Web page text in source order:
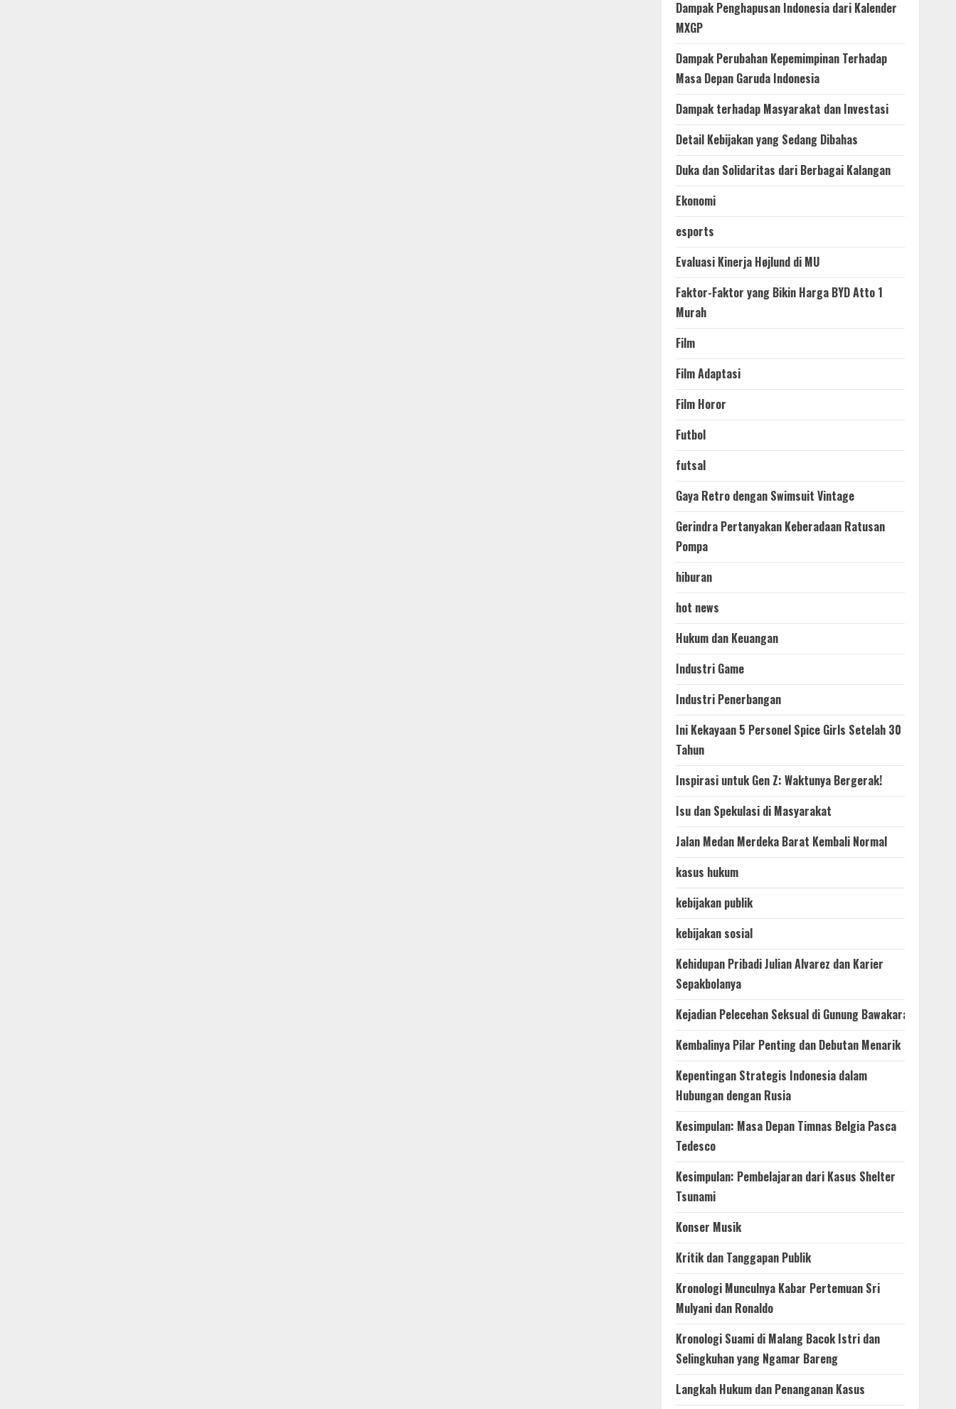
Dampak Penghapusan Indonesia dari Kalender
MXGP
Dampak Perubahan Kepemimpinan Terhadap
Masa Depan Garuda Indonesia
Dampak terhadap Masyarakat dan Investasi
Detail Kebijakan yang Sedang Dibahas
Duka dan Solidaritas dari Berbagai Kalangan
Ekonomi
esports
Evaluasi Kinerja Højlund di MU
Faktor-Faktor yang Bikin Harga BYD Atto 1
Murah
Film
Film Adaptasi
Film Horor
Futbol
futsal
Gaya Retro dengan Swimsuit Vintage
Gerindra Pertanyakan Keberadaan Ratusan
Pompa
hiburan
hot news
Hukum dan Keuangan
Industri Game
Industri Penerbangan
Ini Kekayaan 5 Personel Spice Girls Setelah 30
Tahun
Inspirasi untuk Gen Z: Waktunya Bergerak!
Isu dan Spekulasi di Masyarakat
Jalan Medan Merdeka Barat Kembali Normal
kasus hukum
kebijakan publik
kebijakan sosial
Kehidupan Pribadi Julian Alvarez dan Karier
Sepakbolanya
Kejadian Pelecehan Seksual di Gunung Bawakaraeng
Kembalinya Pilar Penting dan Debutan Menarik
Kepentingan Strategis Indonesia dalam
Hubungan dengan Rusia
Kesimpulan: Masa Depan Timnas Belgia Pasca
Tedesco
Kesimpulan: Pembelajaran dari Kasus Shelter
Tsunami
Konser Musik
Kritik dan Tanggapan Publik
Kronologi Munculnya Kabar Pertemuan Sri
Mulyani dan Ronaldo
Kronologi Suami di Malang Bacok Istri dan
Selingkuhan yang Ngamar Bareng
Langkah Hukum dan Penanganan Kasus